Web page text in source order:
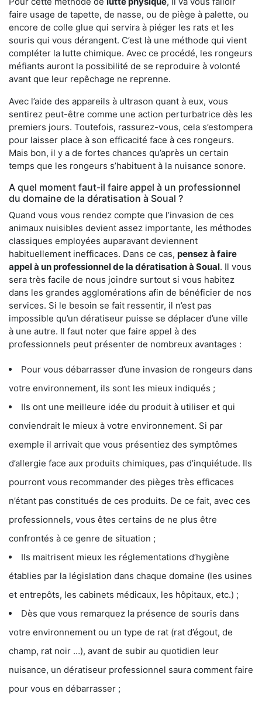
faire usage de tapette, de nasse, ou de piège à palette, ou
encore de colle glue qui servira à piéger les rats et les
souris qui vous dérangent. C’est là une méthode qui vient
compléter la lutte chimique. Avec ce procédé, les rongeurs
méfiants auront la possibilité de se reproduire à volonté
avant que leur repêchage ne reprenne.
Avec l’aide des appareils à ultrason quant à eux, vous
sentirez peut-être comme une action perturbatrice dès les
premiers jours. Toutefois, rassurez-vous, cela s’estompera
pour laisser place à son efficacité face à ces rongeurs.
Mais bon, il y a de fortes chances qu’après un certain
temps que les rongeurs s’habituent à la nuisance sonore.
A quel moment faut-il faire appel à un professionnel
du domaine de la dératisation à Soual ?
Quand vous vous rendez compte que l’invasion de ces
animaux nuisibles devient assez importante, les méthodes
classiques employées auparavant deviennent
habituellement inefficaces. Dans ce cas, pensez à faire
appel à un professionnel de la dératisation à Soual. Il vous
sera très facile de nous joindre surtout si vous habitez
dans les grandes agglomérations afin de bénéficier de nos
services. Si le besoin se fait ressentir, il n’est pas
impossible qu’un dératiseur puisse se déplacer d’une ville
à une autre. Il faut noter que faire appel à des
professionnels peut présenter de nombreux avantages :
Pour vous débarrasser d’une invasion de rongeurs dans
votre environnement, ils sont les mieux indiqués ;
Ils ont une meilleure idée du produit à utiliser et qui
conviendrait le mieux à votre environnement. Si par
exemple il arrivait que vous présentiez des symptômes
d’allergie face aux produits chimiques, pas d’inquiétude. Ils
pourront vous recommander des pièges très efficaces
n’étant pas constitués de ces produits. De ce fait, avec ces
professionnels, vous êtes certains de ne plus être
confrontés à ce genre de situation ;
Ils maitrisent mieux les réglementations d’hygiène
établies par la législation dans chaque domaine (les usines
et entrepôts, les cabinets médicaux, les hôpitaux, etc.) ;
Dès que vous remarquez la présence de souris dans
votre environnement ou un type de rat (rat d’égout, de
champ, rat noir …), avant de subir au quotidien leur
nuisance, un dératiseur professionnel saura comment faire
pour vous en débarrasser ;